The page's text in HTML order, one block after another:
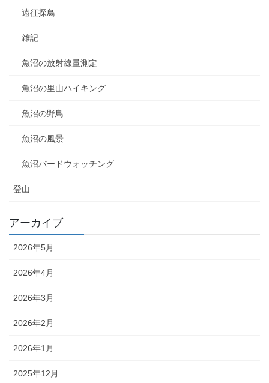
遠征探鳥
雑記
魚沼の放射線量測定
魚沼の里山ハイキング
魚沼の野鳥
魚沼の風景
魚沼バードウォッチング
登山
アーカイブ
2026年5月
2026年4月
2026年3月
2026年2月
2026年1月
2025年12月